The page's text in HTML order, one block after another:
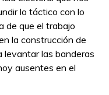
lo táctico con lo
de que el trabajo
la construcción de
levantar las banderas
ausentes en el